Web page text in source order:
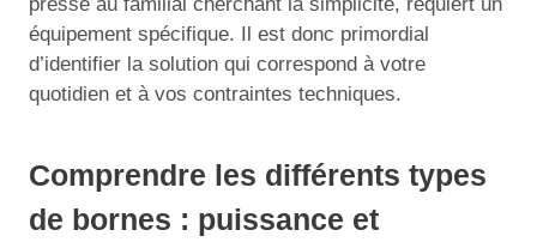
équipement spécifique. Il est donc primordial
d’identifier la solution qui correspond à votre
quotidien et à vos contraintes techniques.
Comprendre les différents types
de bornes : puissance et